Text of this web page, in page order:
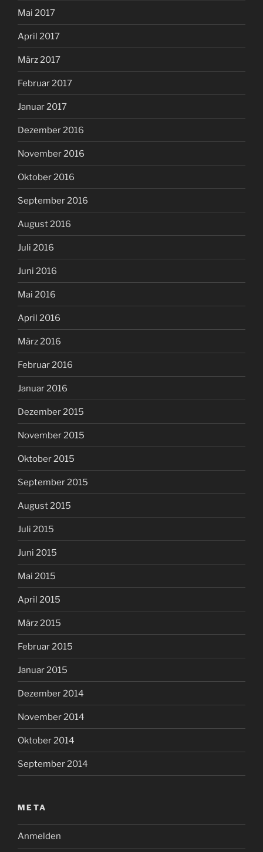
Mai 2017
April 2017
März 2017
Februar 2017
Januar 2017
Dezember 2016
November 2016
Oktober 2016
September 2016
August 2016
Juli 2016
Juni 2016
Mai 2016
April 2016
März 2016
Februar 2016
Januar 2016
Dezember 2015
November 2015
Oktober 2015
September 2015
August 2015
Juli 2015
Juni 2015
Mai 2015
April 2015
März 2015
Februar 2015
Januar 2015
Dezember 2014
November 2014
Oktober 2014
September 2014
META
Anmelden